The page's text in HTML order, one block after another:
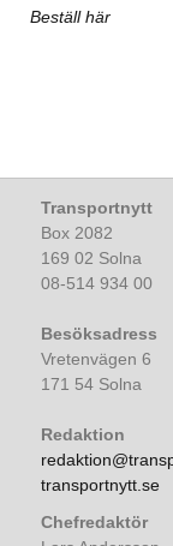
Beställ här
Transportnytt
Box 2082
169 02 Solna
08-514 934 00
Besöksadress
Vretenvägen 6
171 54 Solna
Redaktion
transportnytt.se
Chefredaktör